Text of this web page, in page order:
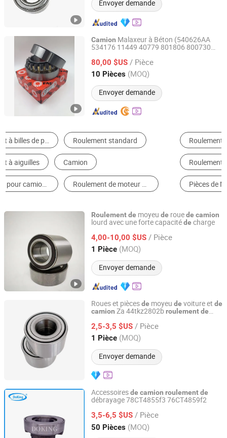
Envoyer demande
Camion Malaxeur à Béton (540626AA
534176 11449 40779 801806 800730
80,00 $US / Pièce
10 Pièces (MOQ)
Envoyer demande
Ningbo Gaoxin District Huili Hydraulic Pump Co., Ltd
Zhejiang, China Depuis 2024
Roulement d'Auto Embrayage
Roulement à Rouleaux Cylindriques
Pièces de Moteur
Roulementde moyeu de rouede camion
lourd avec une forte capacitéde charge
4,00-10,00 $US / Pièce
1 Pièce (MOQ)
Envoyer demande
Shandong FirstMaster Bearing Co., Ltd
Shandong, China Depuis 2025
Roues et piècesde moyeu de voiture et de
camion Za 44tkz2802b roulementde
2,5-3,5 $US / Pièce
1 Pièce (MOQ)
Envoyer demande
Wuxi Pairui Precision Bearing Co., Ltd.
Shandong, China Depuis 2025
Accessoiresde camion roulementde
débrayage 78CT4855f3 76CT4859f2
3,5-6,5 $US / Pièce
50 Pièces (MOQ)
Doking Industrial Limited
Hebei, China Depuis 2011